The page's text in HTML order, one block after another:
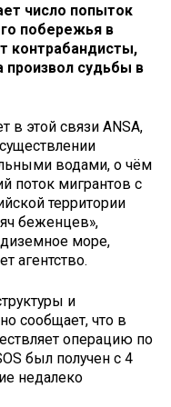
число попыток
побережья в
контрабандисты,
судьбы в
в этой связи ANSA,
водами, о чём
поток мигрантов с
территории
беженцев»,
море,
агентство.
и
сообщает, что в
операцию по
был получен с 4
недалеко